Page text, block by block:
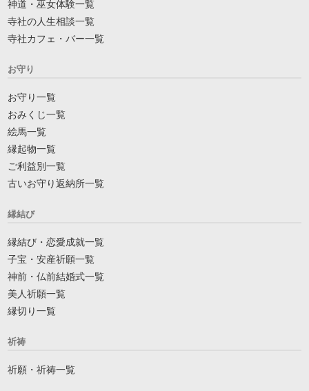
神道・巫女体験一覧
寺社の人生相談一覧
寺社カフェ・バー一覧
お守り
お守り一覧
おみくじ一覧
絵馬一覧
縁起物一覧
ご利益別一覧
古いお守り返納所一覧
縁結び
縁結び・恋愛成就一覧
子宝・安産祈願一覧
神前・仏前結婚式一覧
美人祈願一覧
縁切り一覧
祈祷
祈願・祈祷一覧